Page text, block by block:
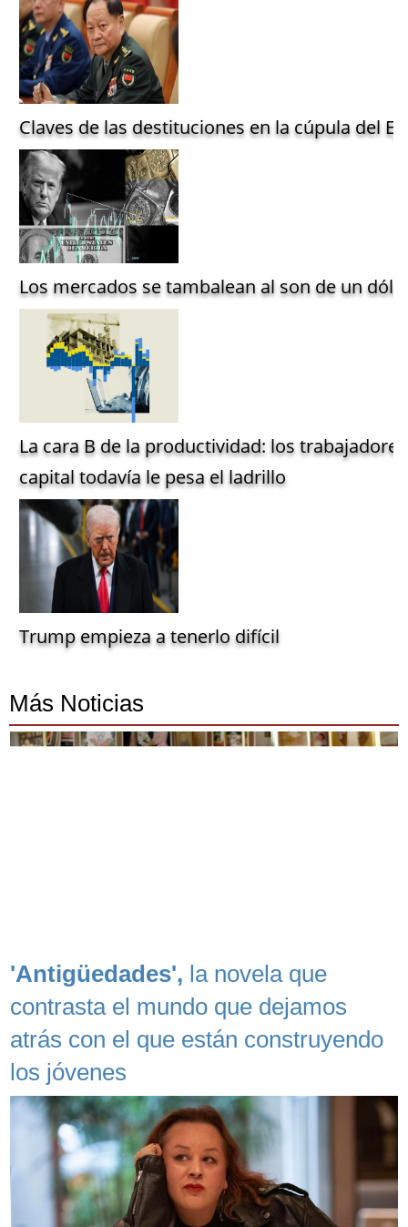
Claves de las destituciones en la cúpula del
Los mercados se tambalean al son de un
La cara B de la productividad: los
capital todavía le pesa el ladrillo
Trump empieza a tenerlo difícil
Más Noticias
'Antigüedades', la novela que
contrasta el mundo que dejamos
atrás con el que están construyendo
los jóvenes